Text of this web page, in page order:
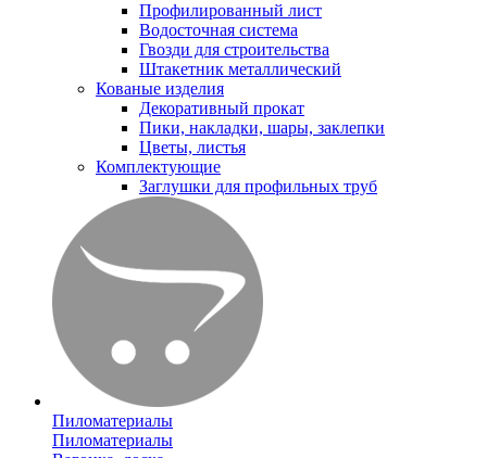
Профилированный лист
Водосточная система
Гвозди для строительства
Штакетник металлический
Кованые изделия
Декоративный прокат
Пики, накладки, шары, заклепки
Цветы, листья
Комплектующие
Заглушки для профильных труб
Пиломатериалы
Пиломатериалы